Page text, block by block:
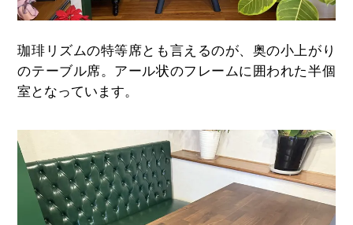
珈琲リズムの特等席とも言えるのが、奥の小上がり
のテーブル席。アール状のフレームに囲われた半個
室となっています。